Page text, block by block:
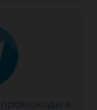
промокоди в